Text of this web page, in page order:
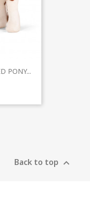
PONY...
Back to top 